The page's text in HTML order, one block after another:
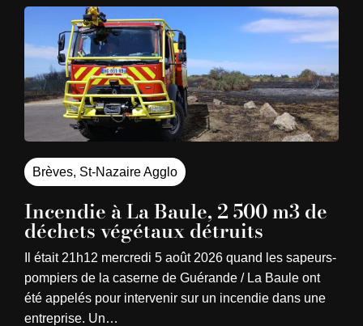
Brèves, St-Nazaire Agglo
Incendie à La Baule, 2 500 m3 de
déchets végétaux détruits
Il était 21h12 mercredi 5 août 2026 quand les sapeurs-
pompiers de la caserne de Guérande / La Baule ont
été appelés pour intervenir sur un incendie dans une
entreprise. Un…